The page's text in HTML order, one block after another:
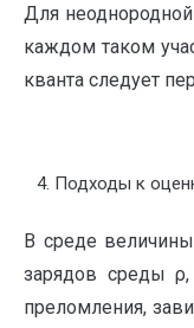
Для
каждом таком
кванта следует
Подходы к
В среде величины
зарядов среды ρ,
преломления,